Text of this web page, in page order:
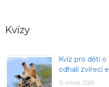
Kvízy
Kvíz pro děti
odhalí zvířecí
12 února, 2026